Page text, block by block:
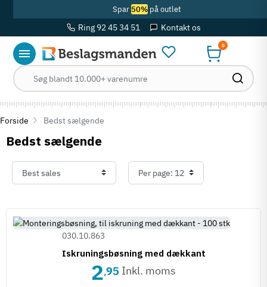
Spar 50%på outlet
Ring 92 45 34 51 Kontakt os
0
Forside Bedst sælgende
Bedst sælgende
Iskruningsbøsning med dækkant
030.10.863
2,95 Inkl. moms